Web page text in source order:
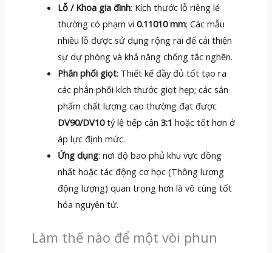
Lỗ / Khoa gia đình: Kích thước lỗ riêng lẻ
thường có phạm vi0.11010 mm; Các mẫu
nhiều lỗ được sử dụng rộng rãi để cải thiện
sự dự phòng và khả năng chống tắc nghẽn.
Phân phối giọt: Thiết kế đầy đủ tốt tạo ra
các phân phối kích thước giọt hẹp; các sản
phẩm chất lượng cao thường đạt được
DV90/DV10tỷ lệ tiếp cận3:1 hoặc tốt hơn ở
áp lực định mức.
Ứng dụng: nơi độ bao phủ khu vực đồng
nhất hoặc tác động cơ học (Thông lượng
động lượng) quan trọng hơn là vô cùng tốt
hóa nguyên tử.
Làm thế nào để một vòi phun